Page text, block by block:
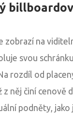
zobrazí na
svou
rozdíl od
něj činí cenově
podněty, jako